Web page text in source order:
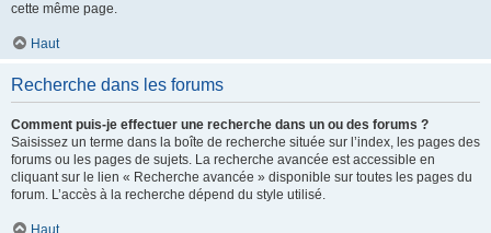
cette même page.
Haut
Recherche dans les forums
Comment puis-je effectuer une recherche dans un ou des forums ?
Saisissez un terme dans la boîte de recherche située sur l’index, les pages des
forums ou les pages de sujets. La recherche avancée est accessible en
cliquant sur le lien « Recherche avancée » disponible sur toutes les pages du
forum. L’accès à la recherche dépend du style utilisé.
Haut